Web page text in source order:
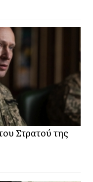
Στρατού της